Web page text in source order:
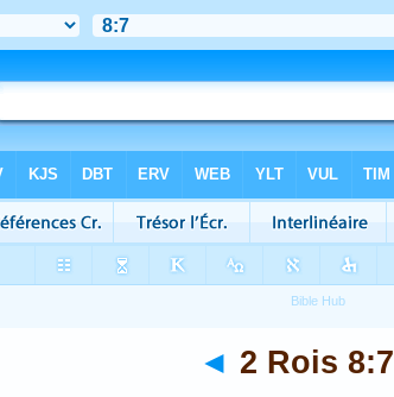
◄ 2 Rois 8:7